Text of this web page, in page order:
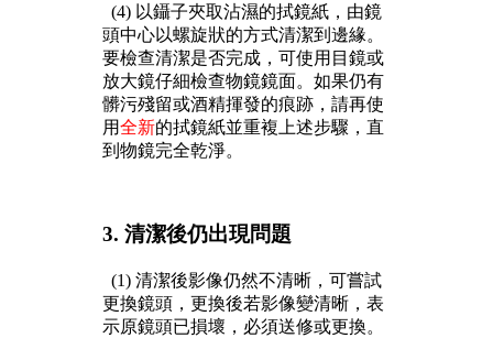
(4) 以鑷子夾取沾濕的拭鏡紙，由鏡
頭中心以螺旋狀的方式清潔到邊緣。
要檢查清潔是否完成，可使用目鏡或
放大鏡仔細檢查物鏡鏡面。如果仍有
髒污殘留或酒精揮發的痕跡，請再使
用全新的拭鏡紙並重複上述步驟，直
到物鏡完全乾淨。
3. 清潔後仍出現問題
(1) 清潔後影像仍然不清晰，可嘗試
更換鏡頭，更換後若影像變清晰，表
示原鏡頭已損壞，必須送修或更換。